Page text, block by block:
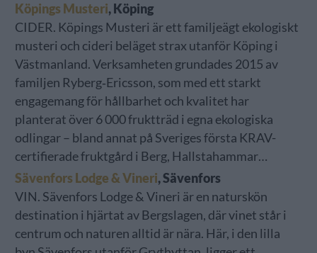
Köpings Musteri, Köping
CIDER. Köpings Musteri är ett familjeägt ekologiskt
musteri och cideri beläget strax utanför Köping i
Västmanland. Verksamheten grundades 2015 av
familjen Ryberg‐Ericsson, som med ett starkt
engagemang för hållbarhet och kvalitet har
planterat över 6 000 fruktträd i egna ekologiska
odlingar – bland annat på Sveriges första KRAV-
certifierade fruktgård i Berg, Hallstahammar…
Sävenfors Lodge & Vineri, Sävenfors
VIN. Sävenfors Lodge & Vineri är en naturskön
destination i hjärtat av Bergslagen, där vinet står i
centrum och naturen alltid är nära. Här, i den lilla